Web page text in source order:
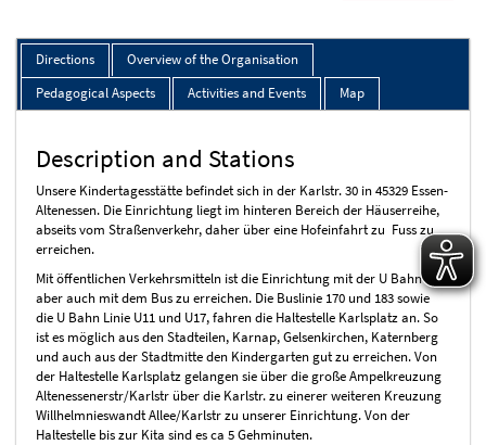
Directions
Overview of the Organisation
Pedagogical Aspects
Activities and Events Map
Description and Stations
Unsere Kindertagesstätte befindet sich in der Karlstr. 30 in 45329 Essen-
Altenessen. Die Einrichtung liegt im hinteren Bereich der Häuserreihe,
abseits vom Straßenverkehr, daher über eine Hofeinfahrt zu Fuss zu
erreichen.
Mit öffentlichen Verkehrsmitteln ist die Einrichtung mit der U Bahn
aber auch mit dem Bus zu erreichen. Die Buslinie 170 und 183 sowie
die U Bahn Linie U11 und U17, fahren die Haltestelle Karlsplatz an. So
ist es möglich aus den Stadteilen, Karnap, Gelsenkirchen, Katernberg
und auch aus der Stadtmitte den Kindergarten gut zu erreichen. Von
der Haltestelle Karlsplatz gelangen sie über die große Ampelkreuzung
Altenessenerstr/Karlstr über die Karlstr. zu einerer weiteren Kreuzung
Willhelmnieswandt Allee/Karlstr zu unserer Einrichtung. Von der
Haltestelle bis zur Kita sind es ca 5 Gehminuten.